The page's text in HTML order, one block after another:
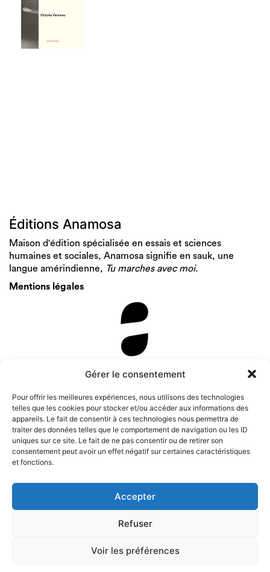
Gérer le consentement
Pour offrir les meilleures expériences, nous utilisons des technologies
telles que les cookies pour stocker et/ou accéder aux informations des
appareils. Le fait de consentir à ces technologies nous permettra de
traiter des données telles que le comportement de navigation ou les ID
uniques sur ce site. Le fait de ne pas consentir ou de retirer son
consentement peut avoir un effet négatif sur certaines caractéristiques
et fonctions.
Accepter
Refuser
Voir les préférences
Éditions Anamosa
Maison d'édition spécialisée en essais et sciences
humaines et sociales, Anamosa signifie en sauk, une
langue amérindienne, Tu marches avec moi.
Mentions légales
reproduction et d’adaptation réservés. ©